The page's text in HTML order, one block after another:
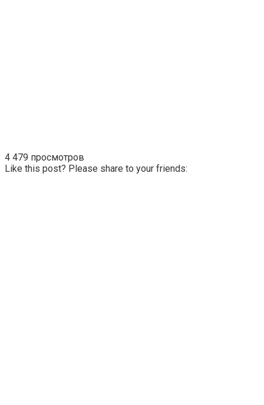
4 479 просмотров
Like this post? Please share to your friends: